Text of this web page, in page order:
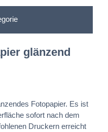
glänzend
Fotopapier. Es ist
sofort nach dem
Druckern erreicht